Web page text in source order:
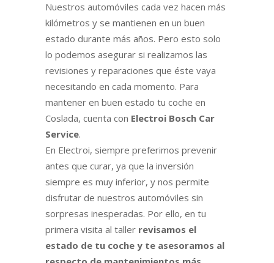
Nuestros automóviles cada vez hacen más
kilómetros y se mantienen en un buen
estado durante más años. Pero esto solo
lo podemos asegurar si realizamos las
revisiones y reparaciones que éste vaya
necesitando en cada momento. Para
mantener en buen estado tu coche en
Coslada, cuenta con Electroi Bosch Car
Service.
En Electroi, siempre preferimos prevenir
antes que curar, ya que la inversión
siempre es muy inferior, y nos permite
disfrutar de nuestros automóviles sin
sorpresas inesperadas. Por ello, en tu
primera visita al taller revisamos el
estado de tu coche y te asesoramos al